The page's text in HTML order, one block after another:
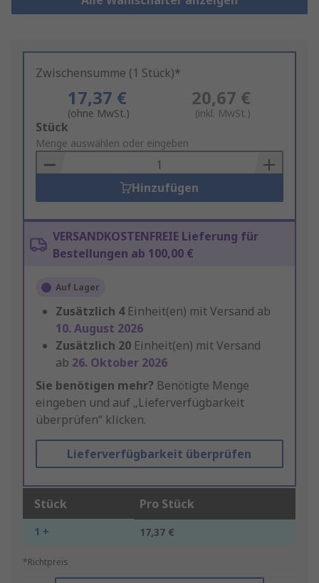
Zwischensumme (1 Stück)*
17,37 €
(ohne MwSt.)
20,67 €
(inkl. MwSt.)
Add
to
Basket
Stück
Menge auswählen oder eingeben
Hinzufügen
VERSANDKOSTENFREIE Lieferung für
Bestellungen ab 100,00 €
Auf Lager
Zusätzlich 4 Einheit(en) mit Versand ab
10. August 2026
Zusätzlich 20 Einheit(en) mit Versand
ab 26. Oktober 2026
Sie benötigen mehr? Benötigte Menge
eingeben und auf „Lieferverfügbarkeit
überprüfen“ klicken.
Lieferverfügbarkeit überprüfen
Stück Pro Stück
1 + 17,37 €
*Richtpreis